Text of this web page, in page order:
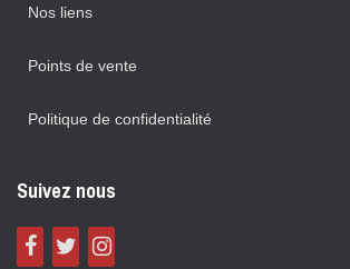
Nos liens
Points de vente
Politique de confidentialité
Suivez nous